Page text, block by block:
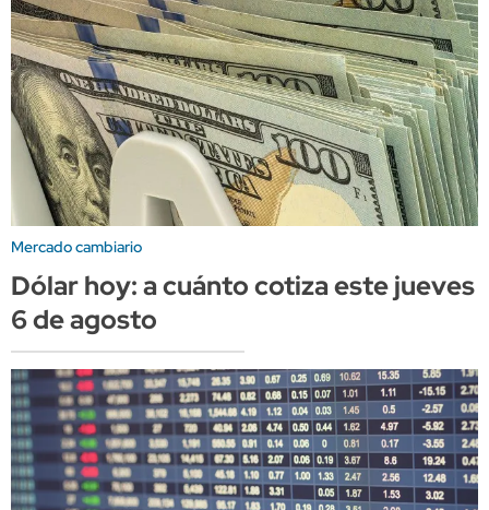
Mercado cambiario
Dólar hoy: a cuánto cotiza este jueves
6 de agosto